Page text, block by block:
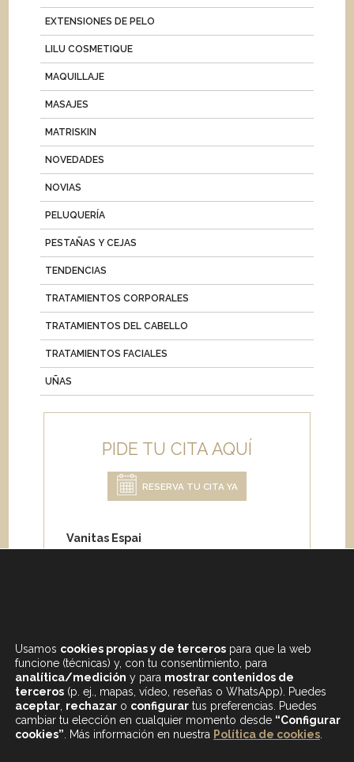
EXTENSIONES DE PELO
LILU COSMETIQUE
MAQUILLAJE
MASAJES
MATRISKIN
NOVEDADES
NOVIAS
PELUQUERÍA
PESTAÑAS Y CEJAS
TENDENCIAS
TRATAMIENTOS CORPORALES
TRATAMIENTOS DEL CABELLO
TRATAMIENTOS FACIALES
UÑAS
PIDE TU CITA AQUÍ
RESERVA TU CITA YA
Vanitas Espai
Carrer de Paris 204
Usamos cookies propias y de terceros para que la web
funcione (técnicas) y, con tu consentimiento, para
analítica/medición y para mostrar contenidos de
terceros (p. ej., mapas, vídeo, reseñas o WhatsApp). Puedes
aceptar rechazar o configurar tus preferencias. Puedes
cambiar tu elección en cualquier momento desde “Configurar
cookies” . Más información en nuestra Política de cookies